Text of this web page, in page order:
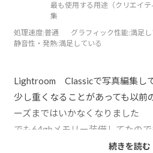
最も使用する用途（クリエイテ
集
処理速度:普通 グラフィック性能:満足
静音性・発熱:満足している
Lightroom Classicで写真編集し
少し重くなることがあっても以前
ーズまではいかなくなりました
でも64gbメモリー装備してたの
ってたので少し残念です続きを読む